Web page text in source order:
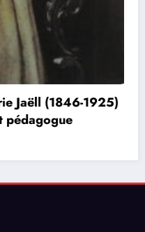
Jaëll (1846-1925)
pédagogue